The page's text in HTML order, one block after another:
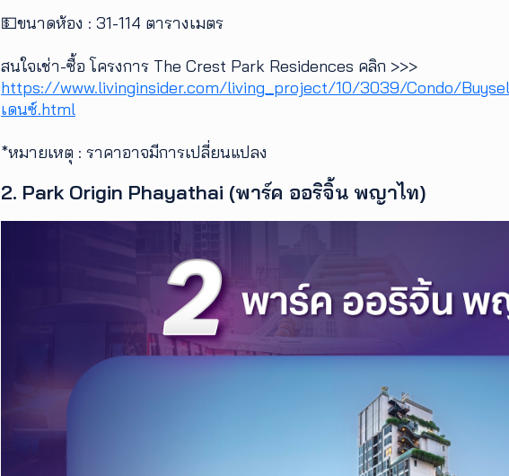
💵ขนาดห้อง : 31-114 ตารางเมตร
สนใจเช่า-ซื้อ โครงการ The Crest Park Residences คลิก >>>
https://www.livinginsider.com/living_project/10/3039/Condo/
เดนซ์.html
*หมายเหตุ : ราคาอาจมีการเปลี่ยนแปลง
2. Park Origin Phayathai (พาร์ค ออริจิ้น พญาไท)